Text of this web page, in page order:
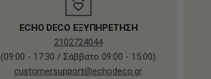
ECHO DECO ΕΞΥΠΗΡΕΤΗΣΗ
2102724044
(09:00 - 17:30 / Σάββατο 09:00 - 15:00)
customersupport@echodeco.gr